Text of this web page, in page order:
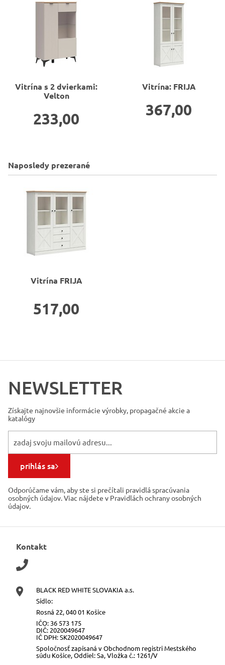
Vitrína s 2 dvierkami:
Velton
233,00
Vitrína: FRIJA
367,00
Naposledy prezerané
Vitrína FRIJA
517,00
NEWSLETTER
Získajte najnovšie informácie výrobky, propagačné akcie a
katalógy
prihlás sa
Odporúčame vám, aby ste si prečítali pravidlá spracúvania
osobných údajov. Viac nájdete v Pravidlách ochrany osobných
údajov.
Kontakt
BLACK RED WHITE SLOVAKIA a.s.
Sídlo:
Rosná 22, 040 01 Košice
IČO: 36 573 175
DIČ: 2020049647
IČ DPH: SK2020049647
Spoločnosť zapísaná v Obchodnom registri Mestského
súdu Košice, Oddiel: Sa, Vložka č.: 1261/V